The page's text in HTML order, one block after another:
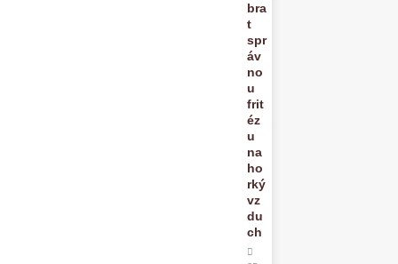
bra
t
spr
áv
no
u
frit
éz
u
na
ho
rký
vz
du
ch